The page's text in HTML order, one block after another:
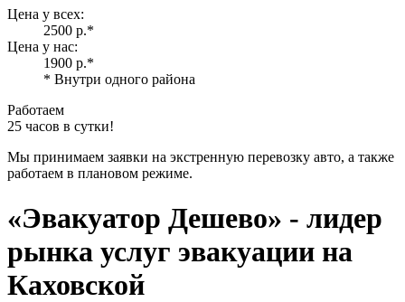
Цена у всех:
2500 р.*
Цена у нас:
1900 р.*
* Внутри одного района
Работаем
25 часов в сутки!
Мы принимаем заявки на экстренную перевозку авто, а также
работаем в плановом режиме.
«Эвакуатор Дешево» - лидер
рынка услуг эвакуации на
Каховской